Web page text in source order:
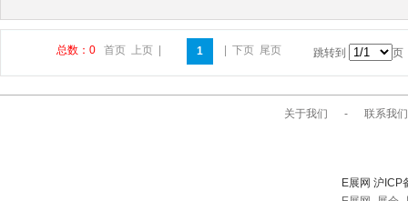
总数：0 首页 上页 1 下页 尾页 跳转到 页
关于我们 - 联系我们
E展网 沪